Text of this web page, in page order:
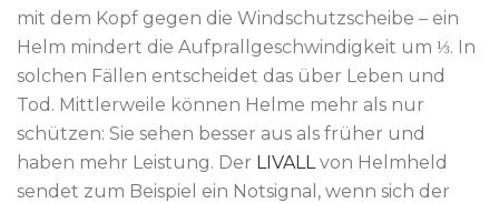
mit dem Kopf gegen die Windschutzscheibe – ein
Helm mindert die Aufprallgeschwindigkeit um ⅓. In
solchen Fällen entscheidet das über Leben und
Tod. Mittlerweile können Helme mehr als nur
schützen: Sie sehen besser aus als früher und
haben mehr Leistung. Der LIVALL von Helmheld
sendet zum Beispiel ein Notsignal, wenn sich der